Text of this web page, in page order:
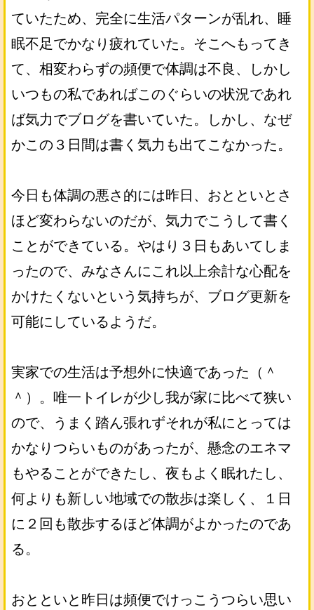
ていたため、完全に生活パターンが乱れ、睡
眠不足でかなり疲れていた。そこへもってき
て、相変わらずの頻便で体調は不良、しかし
いつもの私であればこのぐらいの状況であれ
ば気力でブログを書いていた。しかし、なぜ
かこの３日間は書く気力も出てこなかった。
今日も体調の悪さ的には昨日、おとといとさ
ほど変わらないのだが、気力でこうして書く
ことができている。やはり３日もあいてしま
ったので、みなさんにこれ以上余計な心配を
かけたくないという気持ちが、ブログ更新を
可能にしているようだ。
実家での生活は予想外に快適であった（＾
＾）。唯一トイレが少し我が家に比べて狭い
ので、うまく踏ん張れずそれが私にとっては
かなりつらいものがあったが、懸念のエネマ
もやることができたし、夜もよく眠れたし、
何よりも新しい地域での散歩は楽しく、１日
に２回も散歩するほど体調がよかったのであ
る。
おとといと昨日は頻便でけっこうつらい思い